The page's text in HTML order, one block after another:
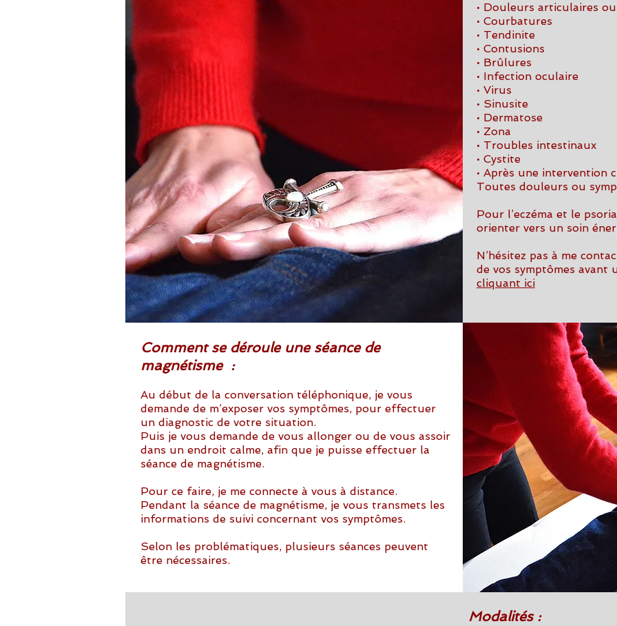
• Douleurs articulaires
• Courbatures
• Tendinite
• Contusions
• Brûlures
• Infection oculaire
• Virus
• Sinusite
• Dermatose
• Zona
• Troubles intestinaux
• Cystite
• Après une intervention
Toutes douleurs ou
Pour l’eczéma et le
orienter vers un soin
N’hésitez pas à me
de vos symptômes avant
cliquant ici
Comment se déroule une séance de
magnétisme :
Au début de la conversation téléphonique, je vous
demande de m’exposer vos symptômes, pour effectuer
un diagnostic de votre situation.
Puis je vous demande de vous allonger ou de vous assoir
dans un endroit calme, afin que je puisse effectuer la
séance de magnétisme.
Pour ce faire, je me connecte à vous à distance.
Pendant la séance de magnétisme, je vous transmets les
informations de suivi concernant vos symptômes.
Selon les problématiques, plusieurs séances peuvent
être nécessaires.
Modalités :